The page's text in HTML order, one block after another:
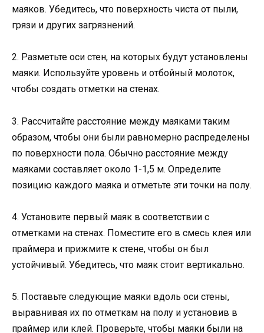
маяков. Убедитесь, что поверхность чиста от пыли,
грязи и других загрязнений.
2. Разметьте оси стен, на которых будут установлены
маяки. Используйте уровень и отбойный молоток,
чтобы создать отметки на стенах.
3. Рассчитайте расстояние между маяками таким
образом, чтобы они были равномерно распределены
по поверхности пола. Обычно расстояние между
маяками составляет около 1-1,5 м. Определите
позицию каждого маяка и отметьте эти точки на полу.
4. Установите первый маяк в соответствии с
отметками на стенах. Поместите его в смесь клея или
праймера и прижмите к стене, чтобы он был
устойчивый. Убедитесь, что маяк стоит вертикально.
5. Поставьте следующие маяки вдоль оси стены,
выравнивая их по отметкам на полу и установив в
праймер или клей. Проверьте, чтобы маяки были на